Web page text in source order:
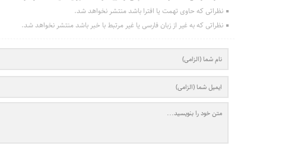
نظراتی که حاوی تهمت یا افترا باشد منتشر نخواهد شد.
نظراتی که به غیر از زبان فارسی یا غیر مرتبط با خبر باشد منتشر نخواهد شد.